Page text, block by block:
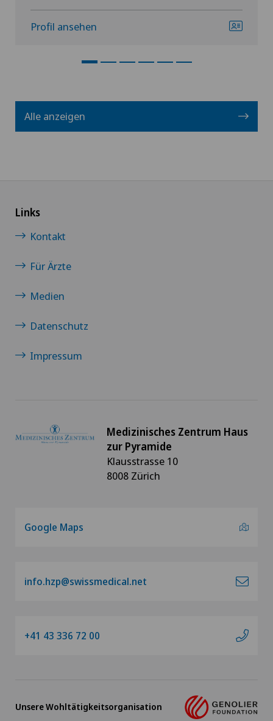
Profil ansehen
Alle anzeigen
Links
Kontakt
Für Ärzte
Medien
Datenschutz
Impressum
Medizinisches Zentrum Haus
zur Pyramide
Klausstrasse 10
8008 Zürich
Google Maps
info.hzp@swissmedical.net
+41 43 336 72 00
Unsere Wohltätigkeitsorganisation